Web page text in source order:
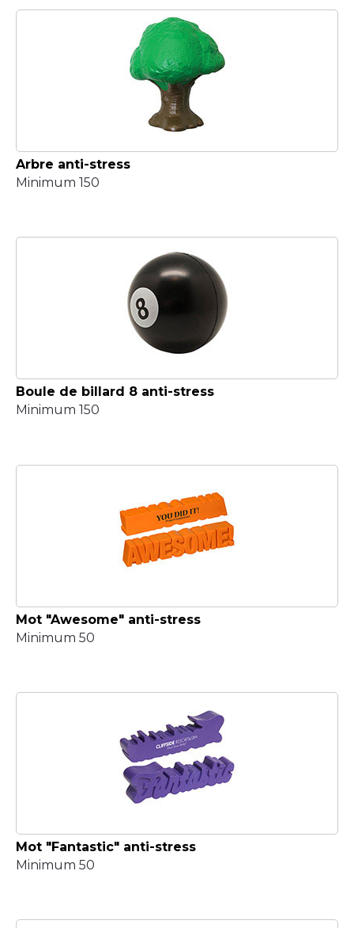
Arbre anti-stress
Minimum 150
Boule de billard 8 anti-stress
Minimum 150
Mot "Awesome" anti-stress
Minimum 50
Mot "Fantastic" anti-stress
Minimum 50